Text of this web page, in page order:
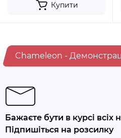
Купити
Chameleon -
Бажаєте бути в курсі
Підпишіться на розсилку